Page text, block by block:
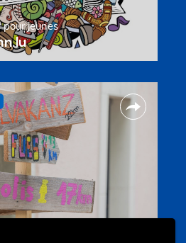
pour jeunes